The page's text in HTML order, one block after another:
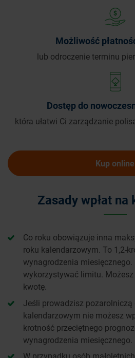
Możliwość
lub odroczenie terminu
Dostęp do
która ułatwi Ci zarządzanie
Kup online
Zasady wpłat na
Co roku obowiązuje inna
roku kalendarzowym. To 1,2-
wynagrodzenia
wykorzystywać limitu. Możesz
kwotę.
Jeśli prowadzisz pozarolniczą
kalendarzowym nie możesz
krotność przeciętnego
wynagrodzenia miesięcznego.
W przypadku osób